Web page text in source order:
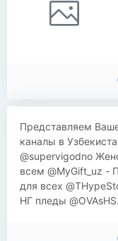
Представляем
каналы в
@supervigodno
всем @MyGift_uz -
для всех
НГ пледы